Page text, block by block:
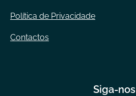
Política de Privacidade
Contactos
Siga-nos